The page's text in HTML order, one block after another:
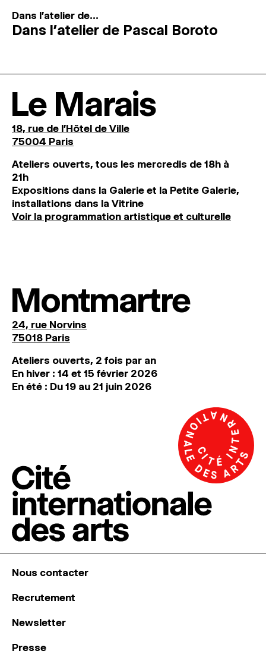
Dans l'atelier de...
Dans l’atelier de Pascal Boroto
Le Marais
18, rue de l'Hôtel de Ville
75004 Paris
Ateliers ouverts, tous les mercredis de 18h à
21h
Expositions dans la Galerie et la Petite Galerie,
installations dans la Vitrine
Voir la programmation artistique et culturelle
Montmartre
24, rue Norvins
75018 Paris
Ateliers ouverts, 2 fois par an
En hiver : 14 et 15 février 2026
En été : Du 19 au 21 juin 2026
Nous contacter
Recrutement
Newsletter
Presse